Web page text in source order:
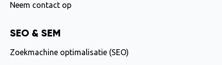
Neem contact op
SEO & SEM
Zoekmachine optimalisatie (SEO)